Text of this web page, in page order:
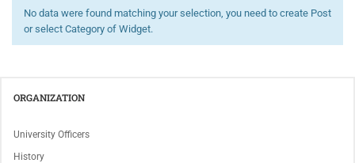
No data were found matching your selection, you need to create Post
or select Category of Widget.
ORGANIZATION
University Officers
History